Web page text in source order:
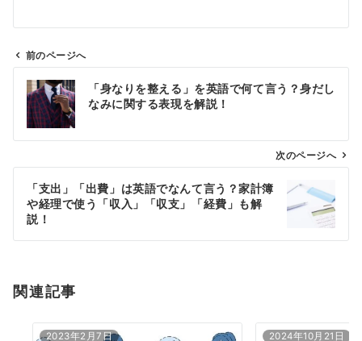
ン
前のページへ
「身なりを整える」を英語で何て言う？身だし
なみに関する表現を解説！
次のページへ
「支出」「出費」は英語でなんて言う？家計簿
や経理で使う「収入」「収支」「経費」も解
説！
関連記事
2023年2月7日 2024年10月21日